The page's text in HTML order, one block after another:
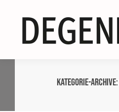
Kategorie-Archive: